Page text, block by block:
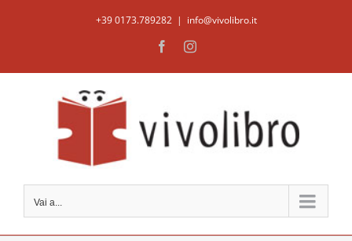
+39 0173.789282 | info@vivolibro.it
FacebookInstagram
Vai a...